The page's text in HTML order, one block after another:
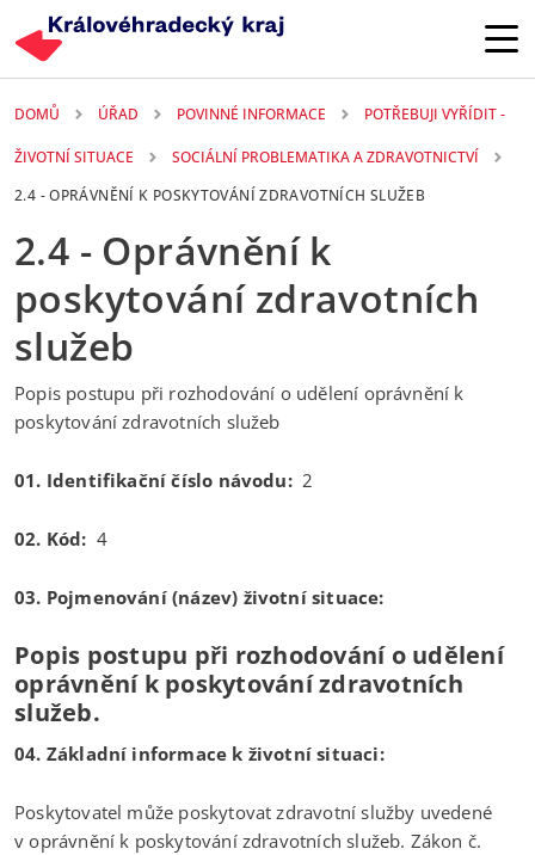
DOMŮ ÚŘAD POVINNÉ INFORMACE POTŘEBUJI VYŘÍDIT -
ŽIVOTNÍ SITUACE
SOCIÁLNÍ PROBLEMATIKA A ZDRAVOTNICTVÍ
2.4 - OPRÁVNĚNÍ K POSKYTOVÁNÍ ZDRAVOTNÍCH SLUŽEB
2.4 - Oprávnění k
poskytování zdravotních
služeb
Popis postupu při rozhodování o udělení oprávnění k
poskytování zdravotních služeb
01. Identifikační číslo návodu:2
02. Kód: 4
03. Pojmenování (název) životní situace:
Popis postupu při rozhodování o udělení
oprávnění k poskytování zdravotních
služeb.
04. Základní informace k životní situaci:
Poskytovatel může poskytovat zdravotní služby uvedené
v oprávnění k poskytování zdravotních služeb. Zákon č.